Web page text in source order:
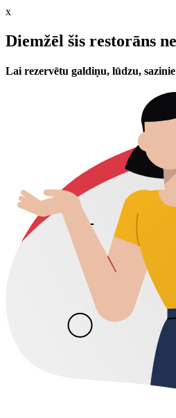
x
Diemžēl šis restorāns
Lai rezervētu galdiņu, lūdzu,